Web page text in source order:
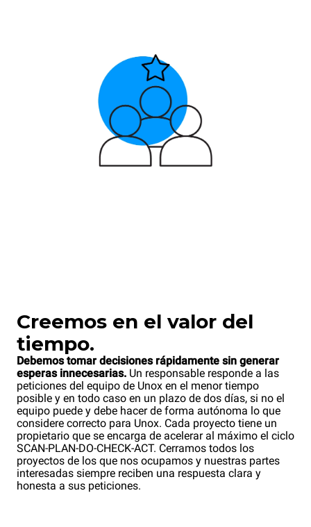
Creemos en el valor del
tiempo.
Debemos tomar decisiones rápidamente sin generar
esperas innecesarias. Un responsable responde a las
peticiones del equipo de Unox en el menor tiempo
posible y en todo caso en un plazo de dos días, si no el
equipo puede y debe hacer de forma autónoma lo que
considere correcto para Unox. Cada proyecto tiene un
propietario que se encarga de acelerar al máximo el ciclo
SCAN-PLAN-DO-CHECK-ACT. Cerramos todos los
proyectos de los que nos ocupamos y nuestras partes
interesadas siempre reciben una respuesta clara y
honesta a sus peticiones.